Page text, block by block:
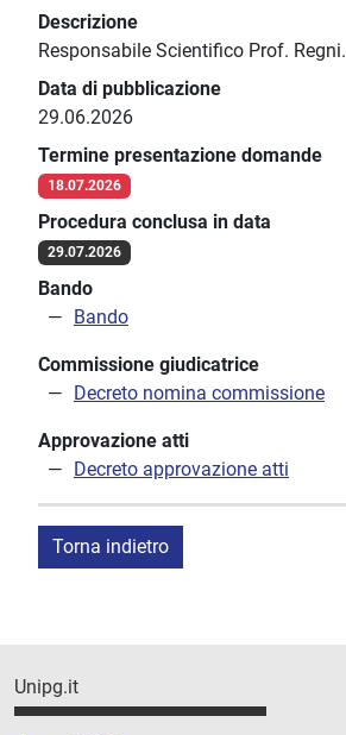
Descrizione
Responsabile Scientifico Prof. Regni.
Data di pubblicazione
29.06.2026
Termine presentazione domande
18.07.2026
Procedura conclusa in data
29.07.2026
Bando
Bando
Commissione giudicatrice
Decreto nomina commissione
Approvazione atti
Decreto approvazione atti
Torna indietro
Unipg.it